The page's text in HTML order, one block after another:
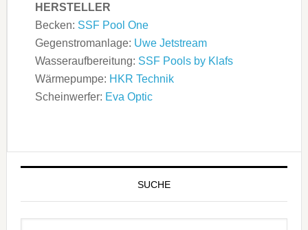
HERSTELLER
Becken: SSF Pool One
Gegenstromanlage: Uwe Jetstream
Wasseraufbereitung: SSF Pools by Klafs
Wärmepumpe: HKR Technik
Scheinwerfer: Eva Optic
SUCHE